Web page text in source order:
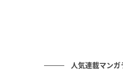
人気連載マンガ